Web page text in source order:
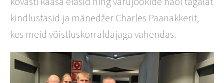
kindlustasid ja mänedžer Charles Paanakkerit,
kes meid võistluskorraldajaga vahendas.